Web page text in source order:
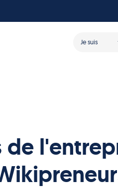
Je suis
de